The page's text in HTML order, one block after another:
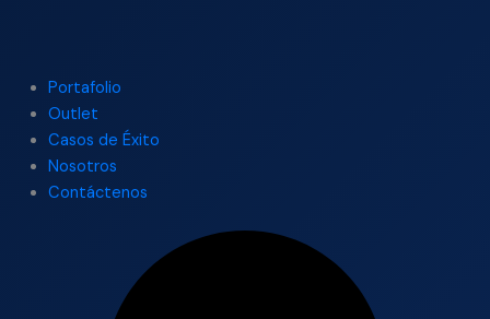
Portafolio
Outlet
Casos de Éxito
Nosotros
Contáctenos